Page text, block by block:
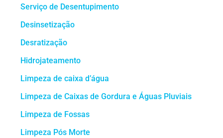
Serviço de Desentupimento
Desinsetização
Desratização
Hidrojateamento
Limpeza de caixa d’água
Limpeza de Caixas de Gordura e Águas Pluviais
Limpeza de Fossas
Limpeza Pós Morte